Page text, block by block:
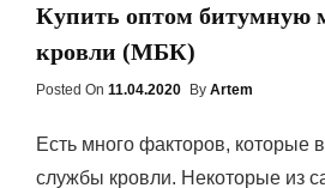
Купить оптом битумную
кровли (МБК)
Posted On Posted
11.04.2020 By Artem
Есть много факторов, которые
службы кровли. Некоторые из